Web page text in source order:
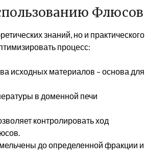
Флюсов
знаний, но и практического
процесс:
исходных материалов – основа для
в доменной печи
контролировать ход
до определенной фракции и